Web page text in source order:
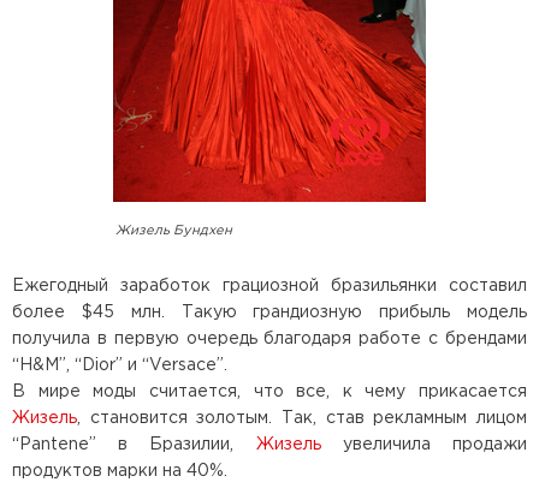
Жизель Бундхен
Ежегодный заработок грациозной бразильянки составил
более $45 млн. Такую грандиозную прибыль модель
получила в первую очередь благодаря работе с брендами
“H&M”, “Dior” и “Versace”.
В мире моды считается, что все, к чему прикасается
Жизель , становится золотым. Так, став рекламным лицом
“Pantene” в Бразилии,
Жизельувеличила продажи
продуктов марки на 40%.